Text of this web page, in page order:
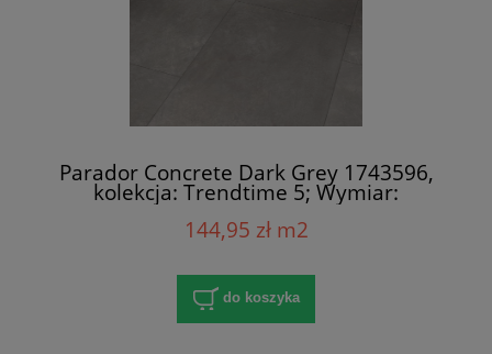
Parador Concrete Dark Grey 1743596,
kolekcja: Trendtime 5; Wymiar:
8x400x858 mm; AC4/32; V-Fuga x 4
144,95 zł m2
do koszyka